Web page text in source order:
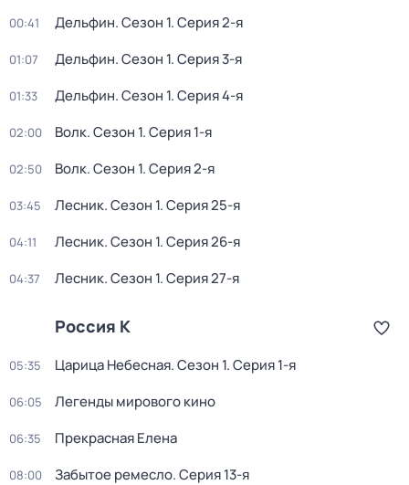
00:41 Дельфин. Сезон 1. Серия 2-я
01:07 Дельфин. Сезон 1. Серия 3-я
01:33 Дельфин. Сезон 1. Серия 4-я
02:00 Волк. Сезон 1. Серия 1-я
02:50 Волк. Сезон 1. Серия 2-я
03:45 Лесник. Сезон 1. Серия 25-я
04:11 Лесник. Сезон 1. Серия 26-я
04:37 Лесник. Сезон 1. Серия 27-я
Россия К
05:35 Царица Небесная. Сезон 1. Серия 1-я
06:05 Легенды мирового кино
06:35 Прекрасная Елена
08:00 Забытое ремесло. Серия 13-я